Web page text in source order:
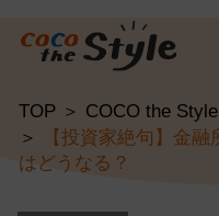
TOP COCO the Style
【投資家絶句】金
はどうなる？